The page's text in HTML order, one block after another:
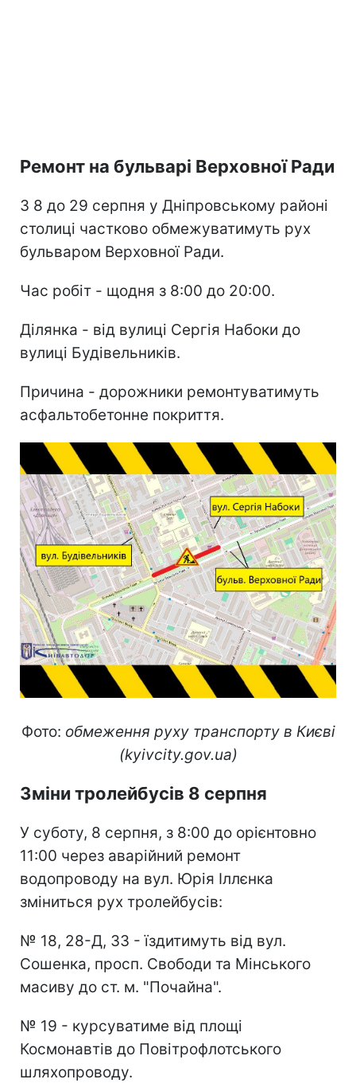
Ремонт на бульварі Верховної Ради
З 8 до 29 серпня у Дніпровському районі
столиці частково обмежуватимуть рух
бульваром Верховної Ради.
Час робіт - щодня з 8:00 до 20:00.
Ділянка - від вулиці Сергія Набоки до
вулиці Будівельників.
Причина - дорожники ремонтуватимуть
асфальтобетонне покриття.
Фото: обмеження руху транспорту в Києві
(kyivcity.gov.ua)
Зміни тролейбусів 8 серпня
У суботу, 8 серпня, з 8:00 до орієнтовно
11:00 через аварійний ремонт
водопроводу на вул. Юрія Іллєнка
зміниться рух тролейбусів:
№ 18, 28-Д, 33 - їздитимуть від вул.
Сошенка, просп. Свободи та Мінського
масиву до ст. м. "Почайна".
№ 19 - курсуватиме від площі
Космонавтів до Повітрофлотського
шляхопроводу.